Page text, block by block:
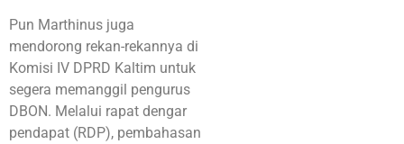
Pun Marthinus juga
mendorong rekan-rekannya di
Komisi IV DPRD Kaltim untuk
segera memanggil pengurus
DBON. Melalui rapat dengar
pendapat (RDP), pembahasan